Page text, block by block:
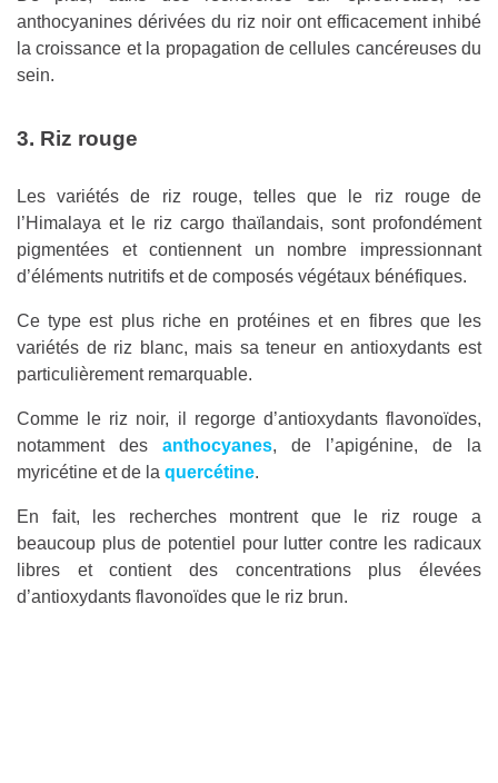
anthocyanines dérivées du riz noir ont efficacement inhibé
la croissance et la propagation de cellules cancéreuses du
sein.
3. Riz rouge
Les variétés de riz rouge, telles que le riz rouge de
l’Himalaya et le riz cargo thaïlandais, sont profondément
pigmentées et contiennent un nombre impressionnant
d’éléments nutritifs et de composés végétaux bénéfiques.
Ce type est plus riche en protéines et en fibres que les
variétés de riz blanc, mais sa teneur en antioxydants est
particulièrement remarquable.
Comme le riz noir, il regorge d’antioxydants flavonoïdes,
notamment des anthocyanes, de l’apigénine, de la
myricétine et de la quercétine.
En fait, les recherches montrent que le riz rouge a
beaucoup plus de potentiel pour lutter contre les radicaux
libres et contient des concentrations plus élevées
d’antioxydants flavonoïdes que le riz brun.